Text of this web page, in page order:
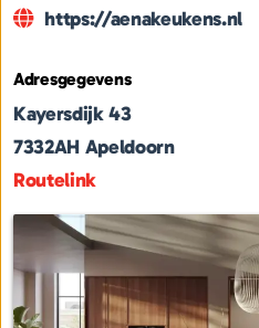
https://aenakeukens.nl
Adresgegevens
Kayersdijk 43
7332AH Apeldoorn
Routelink